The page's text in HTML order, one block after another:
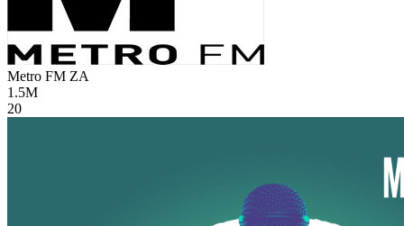
Metro FM ZA
1.5M
20